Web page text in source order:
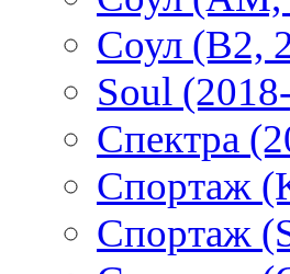
Соул (B2,
Soul
Спектра
Спортаж
Спортаж